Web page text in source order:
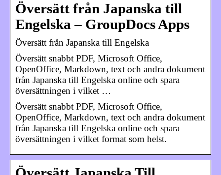
Översätt från Japanska till
Engelska – GroupDocs Apps
Översätt från Japanska till Engelska
Översätt snabbt PDF, Microsoft Office,
OpenOffice, Markdown, text och andra dokument
från Japanska till Engelska online och spara
översättningen i vilket …
Översätt snabbt PDF, Microsoft Office,
OpenOffice, Markdown, text och andra dokument
från Japanska till Engelska online och spara
översättningen i vilket format som helst.